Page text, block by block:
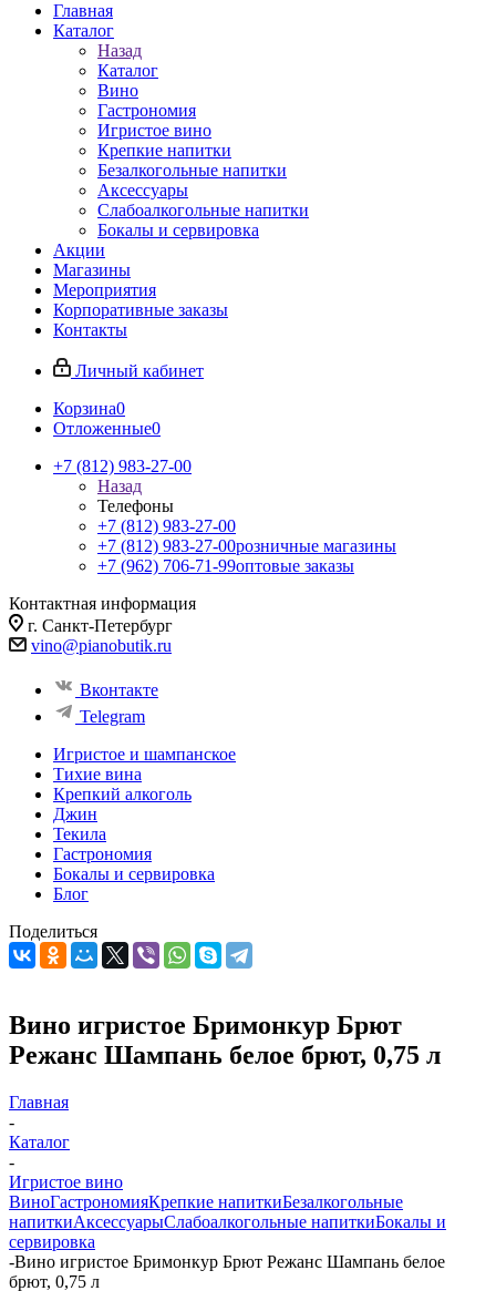
Главная
Каталог
Назад
Каталог
Вино
Гастрономия
Игристое вино
Крепкие напитки
Безалкогольные напитки
Аксессуары
Слабоалкогольные напитки
Бокалы и сервировка
Акции
Магазины
Мероприятия
Корпоративные заказы
Контакты
Личный кабинет
Корзина0
Отложенные0
+7 (812) 983-27-00
Назад
Телефоны
+7 (812) 983-27-00
+7 (812) 983-27-00розничные магазины
+7 (962) 706-71-99оптовые заказы
Контактная информация
г. Санкт-Петербург
vino@pianobutik.ru
Вконтакте
Telegram
Игристое и шампанское
Тихие вина
Крепкий алкоголь
Джин
Текила
Гастрономия
Бокалы и сервировка
Блог
Поделиться
Вино игристое Бримонкур Брют
Режанс Шампань белое брют, 0,75 л
Главная
-
Каталог
-
Игристое вино
ВиноГастрономияКрепкие напиткиБезалкогольные
напиткиАксессуарыСлабоалкогольные напиткиБокалы и
сервировка
-Вино игристое Бримонкур Брют Режанс Шампань белое
брют, 0,75 л